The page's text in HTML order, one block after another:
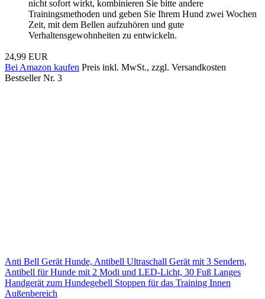
nicht sofort wirkt, kombinieren Sie bitte andere
Trainingsmethoden und geben Sie Ihrem Hund zwei Wochen
Zeit, mit dem Bellen aufzuhören und gute
Verhaltensgewohnheiten zu entwickeln.
24,99 EUR
Bei Amazon kaufen Preis inkl. MwSt., zzgl. Versandkosten
Bestseller Nr. 3
Anti Bell Gerät Hunde, Antibell Ultraschall Gerät mit 3 Sendern,
Antibell für Hunde mit 2 Modi und LED-Licht, 30 Fuß Langes
Handgerät zum Hundegebell Stoppen für das Training Innen
Außenbereich